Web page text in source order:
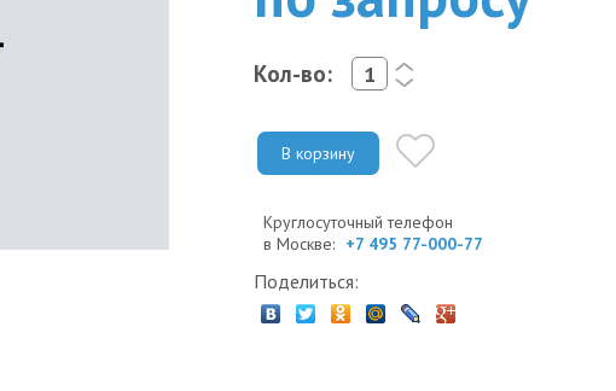
Кол-во:
<
>
В корзину
Круглосуточный телефон
в Москве: +7 495 77-000-77
Поделиться: